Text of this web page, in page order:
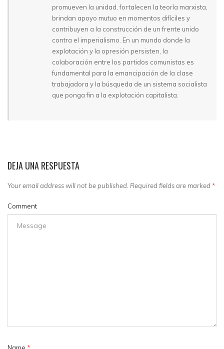
promueven la unidad, fortalecen la teoría marxista,
brindan apoyo mutuo en momentos difíciles y
contribuyen a la construcción de un frente unido
contra el imperialismo. En un mundo donde la
explotación y la opresión persisten, la
colaboración entre los partidos comunistas es
fundamental para la emancipación de la clase
trabajadora y la búsqueda de un sistema socialista
que ponga fin a la explotación capitalista.
DEJA UNA RESPUESTA
Your email address will not be published. Required fields are marked *
Comment